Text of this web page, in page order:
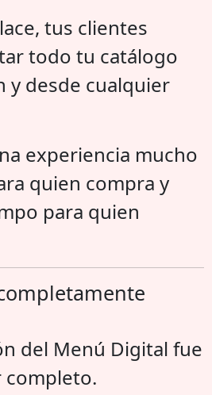
tus clientes
todo tu catálogo
y desde cualquier
experiencia mucho
quien compra y
para quien
del Menú Digital fue
completo.